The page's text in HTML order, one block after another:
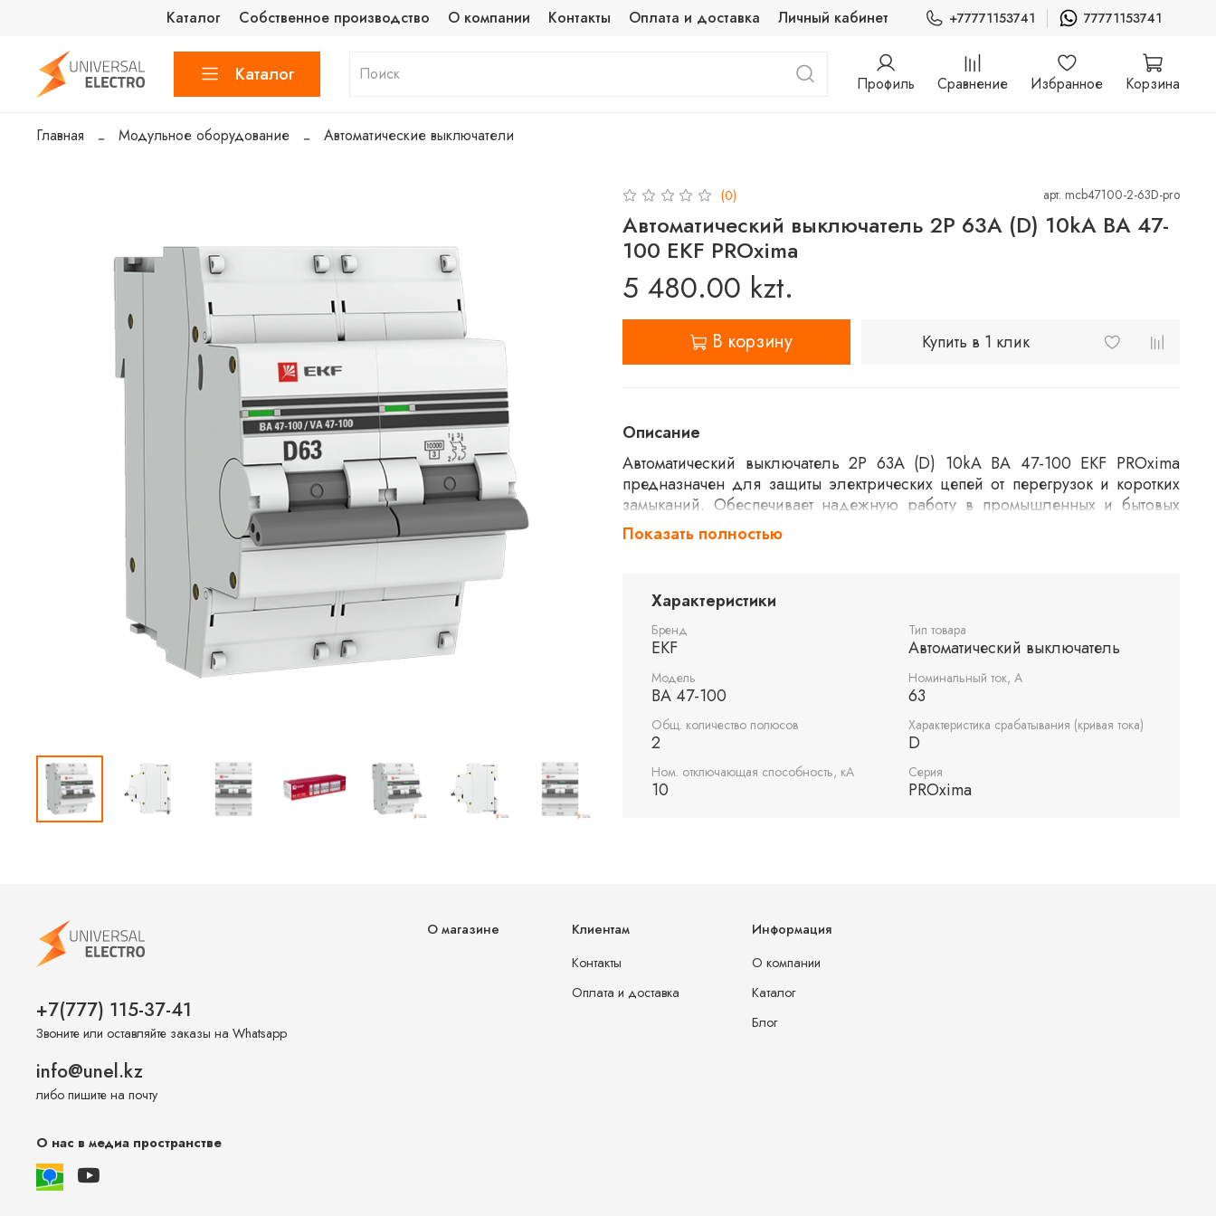
Каталог Собственное производство О компании Контакты Оплата и доставка Личный кабинет +77771153741 77771153741
Каталог Профиль Сравнение Избранное Корзина
Главная Модульное оборудование Автоматические выключатели
(0) арт. mcb47100-2-63D-pro
Автоматический выключатель 2P 63А (D) 10kA ВА 47-
100 EKF PROxima
5 480.00 kzt.
В корзину Купить в 1 клик
Описание
Автоматический выключатель 2P 63А (D) 10kA ВА 47-100 EKF PROxima
предназначен для защиты электрических цепей от перегрузок и коротких
замыканий. Обеспечивает надежную работу в промышленных и бытовых
условиях. Двухполюсная конструкция позволяет отключать одновременно
два проводника, что увеличивает безопасность эксплуатации.
Показать полностью
Характеристики
Бренд
EKF
Тип товара
Автоматический выключатель
Модель
ВА 47-100
Номинальный ток, А
63
Общ. количество полюсов
2
Характеристика срабатывания (кривая тока)
D
Ном. отключающая способность, кА
10
Серия
PROxima
О магазине
Клиентам
Контакты
Оплата и доставка
Информация
О компании
Каталог
Блог
+7(777) 115-37-41
Звоните или оставляйте заказы на Whatsapp
info@unel.kz
либо пишите на почту
О нас в медиа пространстве